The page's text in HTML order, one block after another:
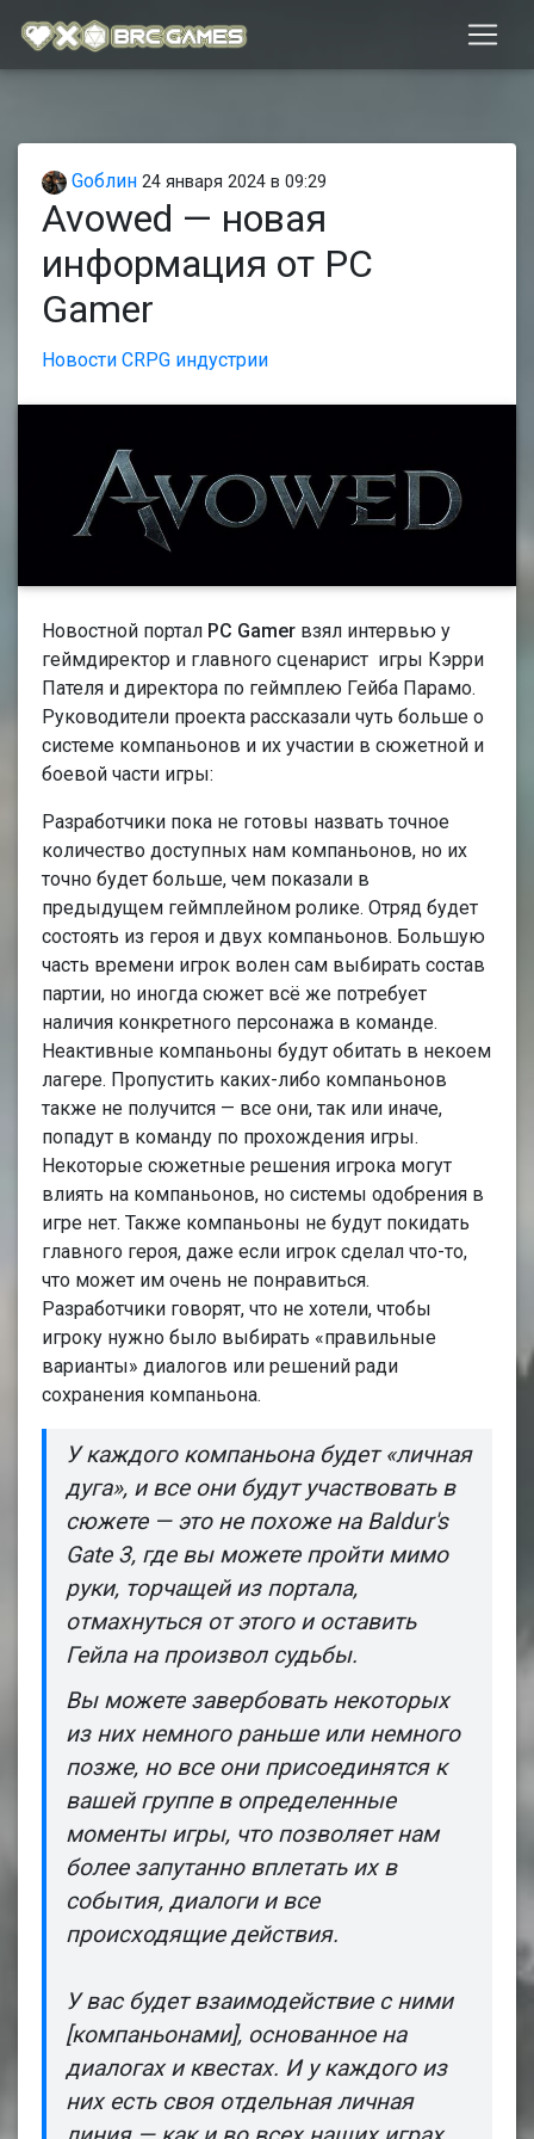
Gоблин 24 января 2024 в 09:29
Avowed — новая
информация от PC
Gamer
Новости CRPG индустрии
Новостной портал PC Gamer взял интервью у
геймдиректор и главного сценарист игры Кэрри
Пателя и директора по геймплею Гейба Парамо.
Руководители проекта рассказали чуть больше о
системе компаньонов и их участии в сюжетной и
боевой части игры:
Разработчики пока не готовы назвать точное
количество доступных нам компаньонов, но их
точно будет больше, чем показали в
предыдущем геймплейном ролике. Отряд будет
состоять из героя и двух компаньонов. Большую
часть времени игрок волен сам выбирать состав
партии, но иногда сюжет всё же потребует
наличия конкретного персонажа в команде.
Неактивные компаньоны будут обитать в некоем
лагере. Пропустить каких-либо компаньонов
также не получится — все они, так или иначе,
попадут в команду по прохождения игры.
Некоторые сюжетные решения игрока могут
влиять на компаньонов, но системы одобрения в
игре нет. Также компаньоны не будут покидать
главного героя, даже если игрок сделал что-то,
что может им очень не понравиться.
Разработчики говорят, что не хотели, чтобы
игроку нужно было выбирать «правильные
варианты» диалогов или решений ради
сохранения компаньона.
У каждого компаньона будет «личная
дуга», и все они будут участвовать в
сюжете — это не похоже на Baldur's
Gate 3, где вы можете пройти мимо
руки, торчащей из портала,
отмахнуться от этого и оставить
Гейла на произвол судьбы.
Вы можете завербовать некоторых
из них немного раньше или немного
позже, но все они присоединятся к
вашей группе в определенные
моменты игры, что позволяет нам
более запутанно вплетать их в
события, диалоги и все
происходящие действия.
У вас будет взаимодействие с ними
[компаньонами], основанное на
диалогах и квестах. И у каждого из
них есть своя отдельная личная